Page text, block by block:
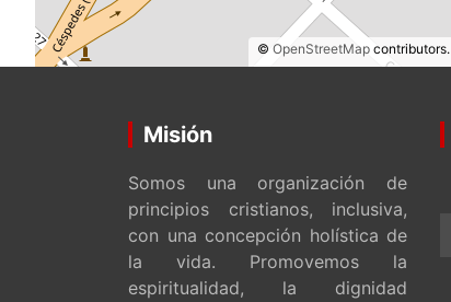
© OpenStreetMapcontributors.
Misión
Somos una organización de
principios cristianos, inclusiva,
con una concepción holística de
la vida. Promovemos la
espiritualidad, la dignidad